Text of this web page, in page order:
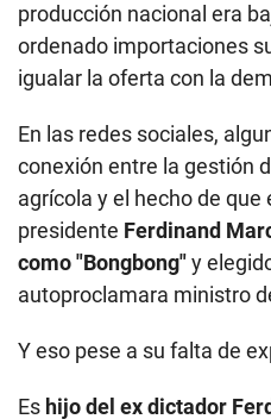
producción nacional era
ordenado importaciones
igualar la oferta con la
En las redes sociales,
conexión entre la gestión
agrícola y el hecho de
presidente Ferdinand
como "Bongbong"y
autoproclamara ministro
Y eso pese a su falta de
Es hijo del ex dictador